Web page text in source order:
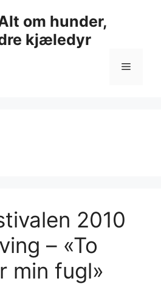
om hunder,
kjæledyr
Meny
2010
– «To
min fugl»